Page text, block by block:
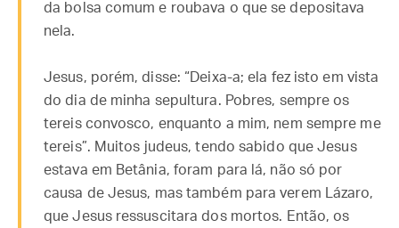
da bolsa comum e roubava o que se depositava
nela.
Jesus, porém, disse: “Deixa-a; ela fez isto em vista
do dia de minha sepultura. Pobres, sempre os
tereis convosco, enquanto a mim, nem sempre me
tereis”. Muitos judeus, tendo sabido que Jesus
estava em Betânia, foram para lá, não só por
causa de Jesus, mas também para verem Lázaro,
que Jesus ressuscitara dos mortos. Então, os